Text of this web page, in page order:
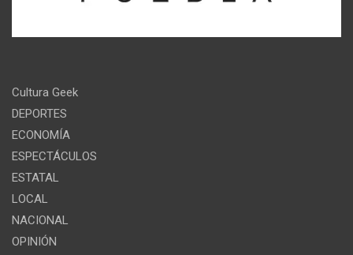
Cultura Geek
DEPORTES
ECONOMÍA
ESPECTÁCULOS
ESTATAL
LOCAL
NACIONAL
OPINIÓN